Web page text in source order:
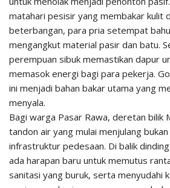
matahari pesisir yang membakar kulit
beterbangan, para pria setempat
mengangkut material pasir dan batu.
perempuan sibuk memastikan dapur
memasok energi bagi para pekerja.
ini menjadi bahan bakar utama yang
menyala.
​Bagi warga Pasar Rawa, deretan bilik
tandon air yang mulai menjulang
infrastruktur pedesaan. Di balik
ada harapan baru untuk memutus
sanitasi yang buruk, serta menyudahi